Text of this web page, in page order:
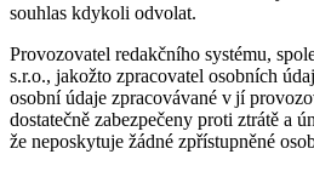
souhlas kdykoli odvolat.
Provozovatel redakčního systému,
s.r.o., jakožto zpracovatel osobních
osobní údaje zpracovávané v jí
dostatečně zabezpečeny proti ztrátě a
že neposkytuje žádné zpřístupněné